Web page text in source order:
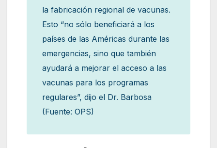
la fabricación regional de vacunas.
Esto “no sólo beneficiará a los
países de las Américas durante las
emergencias, sino que también
ayudará a mejorar el acceso a las
vacunas para los programas
regulares”, dijo el Dr. Barbosa
(Fuente: OPS)